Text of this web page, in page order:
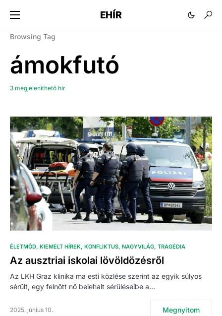
EHÍR
Browsing Tag
ámokfutó
3 megjeleníthető hír
ÉLETMÓD KIEMELT HÍREK KONFLIKTUS NAGYVILÁG TRAGÉDIA
Az ausztriai iskolai lövöldözésről
Az LKH Graz klinika ma esti közlése szerint az egyik súlyos
sérült, egy felnőtt nő belehalt sérüléseibe a…
2025. június 10. Megnyitom